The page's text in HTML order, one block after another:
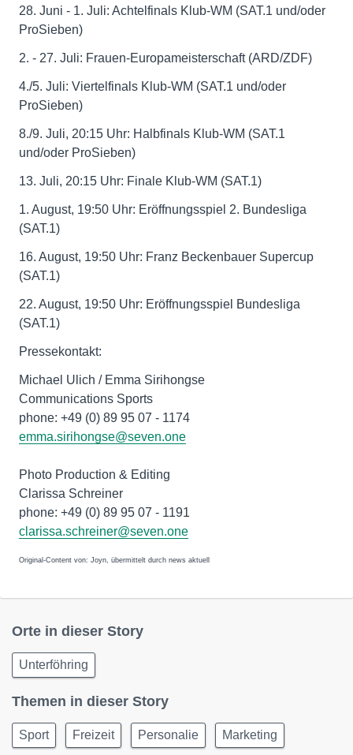
28. Juni - 1. Juli: Achtelfinals Klub-WM (SAT.1 und/oder
ProSieben)
2. - 27. Juli: Frauen-Europameisterschaft (ARD/ZDF)
4./5. Juli: Viertelfinals Klub-WM (SAT.1 und/oder
ProSieben)
8./9. Juli, 20:15 Uhr: Halbfinals Klub-WM (SAT.1
und/oder ProSieben)
13. Juli, 20:15 Uhr: Finale Klub-WM (SAT.1)
1. August, 19:50 Uhr: Eröffnungsspiel 2. Bundesliga
(SAT.1)
16. August, 19:50 Uhr: Franz Beckenbauer Supercup
(SAT.1)
22. August, 19:50 Uhr: Eröffnungsspiel Bundesliga
(SAT.1)
Pressekontakt:
Michael Ulich / Emma Sirihongse
Communications Sports
phone: +49 (0) 89 95 07 - 1174
emma.sirihongse@seven.one
Photo Production & Editing
Clarissa Schreiner
phone: +49 (0) 89 95 07 - 1191
clarissa.schreiner@seven.one
Original-Content von: Joyn, übermittelt durch news aktuell
Orte in dieser Story
Unterföhring
Themen in dieser Story
Sport Freizeit Personalie Marketing